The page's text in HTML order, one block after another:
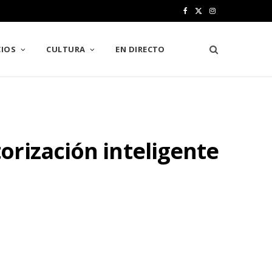
e w
I
s
t
CULTURA EN DIRECTO
inteligente